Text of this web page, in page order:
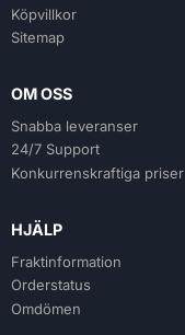
Köpvillkor
Sitemap
OM OSS
Snabba leveranser
24/7 Support
Konkurrenskraftiga priser
HJÄLP
Fraktinformation
Orderstatus
Omdömen